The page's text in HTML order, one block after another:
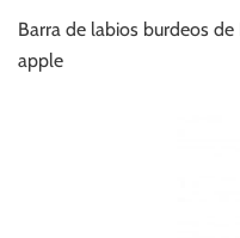
Barra de labios burdeos
apple